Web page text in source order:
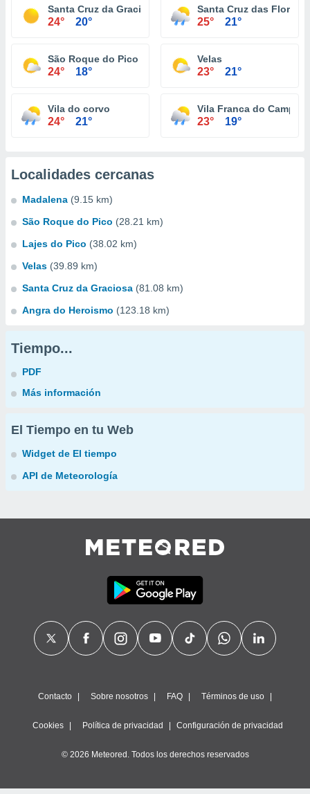
Santa Cruz da Graciosa
24° 20°
Santa Cruz das Flores
25° 21°
São Roque do Pico
24° 18°
Velas
23° 21°
Vila do corvo
24° 21°
Vila Franca do Campo
23° 19°
Localidades cercanas
Madalena (9.15 km)
São Roque do Pico (28.21 km)
Lajes do Pico (38.02 km)
Velas (39.89 km)
Santa Cruz da Graciosa (81.08 km)
Angra do Heroismo (123.18 km)
Tiempo...
PDF
Más información
El Tiempo en tu Web
Widget de El tiempo
API de Meteorología
Contacto Sobre nosotros FAQ Términos de uso
Cookies Política de privacidad Configuración de privacidad
© 2026 Meteored. Todos los derechos reservados